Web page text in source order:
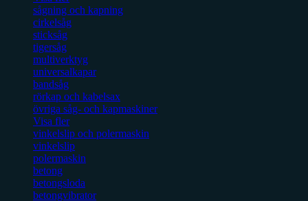
sågning och kapning
cirkelsåg
sticksåg
tigersåg
multiverktyg
universalkapar
bandsåg
rörkap och kabelsax
övriga såg- och kapmaskiner
Visa fler
vinkelslip och polermaskin
vinkelslip
polermaskin
betong
betongsloda
betongvibrator